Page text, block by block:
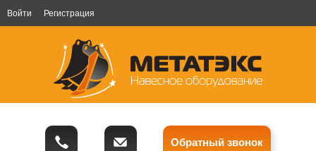
Войти Регистрация
Обратный звонок